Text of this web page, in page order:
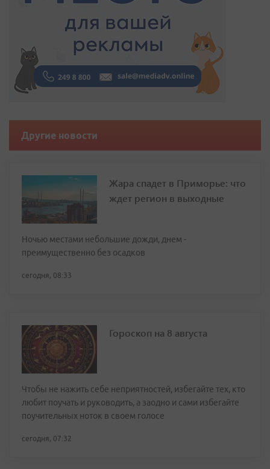
Другие новости
Жара спадет в Приморье: что
ждет регион в выходные
Ночью местами небольшие дожди, днем -
преимущественно без осадков
сегодня, 08:33
Гороскоп на 8 августа
Чтобы не нажить себе неприятностей, избегайте тех, кто
любит поучать и руководить, а заодно и сами избегайте
поучительных ноток в своем голосе
сегодня, 07:32